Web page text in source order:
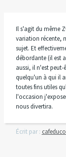
Il s'agit du même
variation récente,
sujet. Et
débordante (il est
aussi, il n'est
quelqu'un à qui il
toutes fins utiles
l'occasion
nous divertira.
Écrit par :